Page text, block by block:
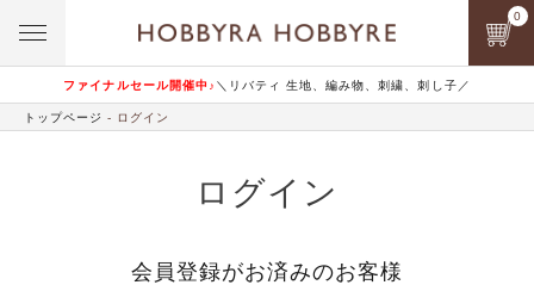
ファイナルセール開催中♪ ＼リバティ 生地、編み物、刺繍、刺し子／
0
トップページ ログイン
ログイン
会員登録がお済みのお客様